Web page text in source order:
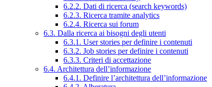
6.2.2. Dati di ricerca (search keywords)
6.2.3. Ricerca tramite analytics
6.2.4. Ricerca sui forum
6.3. Dalla ricerca ai bisogni degli utenti
6.3.1. User stories per definire i contenuti
6.3.2. Job stories per definire i contenuti
6.3.3. Criteri di accettazione
6.4. Architettura dell’informazione
6.4.1. Definire l’architettura dell’informazione